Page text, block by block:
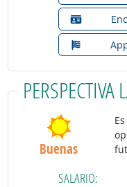
PERSPECTIVA
Buenas
Es
SALARIO: